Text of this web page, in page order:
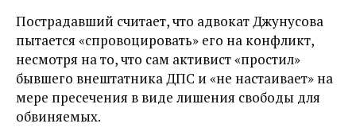
Пострадавший считает, что адвокат Джунусова
пытается «спровоцировать» его на конфликт,
несмотря на то, что сам активист «простил»
бывшего внештатника ДПС и «не настаивает» на
мере пресечения в виде лишения свободы для
обвиняемых.